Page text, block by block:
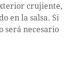
crujiente,
en la salsa. Si
será necesario